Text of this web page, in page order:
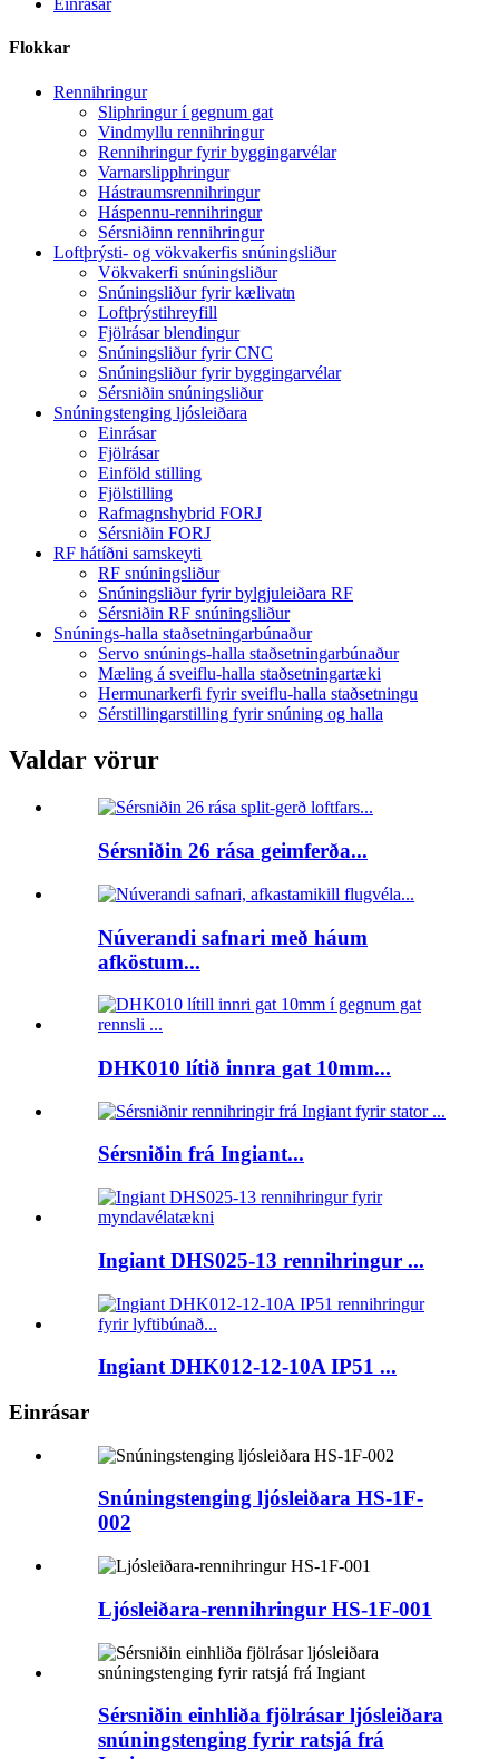
Einrásar
Flokkar
Rennihringur
Sliphringur í gegnum gat
Vindmyllu rennihringur
Rennihringur fyrir byggingarvélar
Varnarslipphringur
Hástraumsrennihringur
Háspennu-rennihringur
Sérsniðinn rennihringur
Loftþrýsti- og vökvakerfis snúningsliður
Vökvakerfi snúningsliður
Snúningsliður fyrir kælivatn
Loftþrýstihreyfill
Fjölrásar blendingur
Snúningsliður fyrir CNC
Snúningsliður fyrir byggingarvélar
Sérsniðin snúningsliður
Snúningstenging ljósleiðara
Einrásar
Fjölrásar
Einföld stilling
Fjölstilling
Rafmagnshybrid FORJ
Sérsniðin FORJ
RF hátíðni samskeyti
RF snúningsliður
Snúningsliður fyrir bylgjuleiðara RF
Sérsniðin RF snúningsliður
Snúnings-halla staðsetningarbúnaður
Servo snúnings-halla staðsetningarbúnaður
Mæling á sveiflu-halla staðsetningartæki
Hermunarkerfi fyrir sveiflu-halla staðsetningu
Sérstillingarstilling fyrir snúning og halla
Valdar vörur
Sérsniðin 26 rása geimferða...
Núverandi safnari með háum
afköstum...
DHK010 lítið innra gat 10mm...
Sérsniðin frá Ingiant...
Ingiant DHS025-13 rennihringur ...
Ingiant DHK012-12-10A IP51 ...
Einrásar
Snúningstenging ljósleiðara HS-1F-
002
Ljósleiðara-rennihringur HS-1F-001
Sérsniðin einhliða fjölrásar ljósleiðara
snúningstenging fyrir ratsjá frá